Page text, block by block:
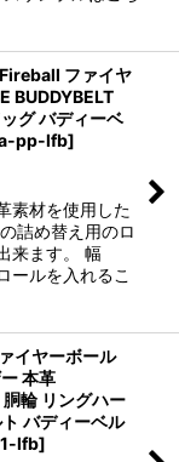
ファイヤ
BUDDYBELT
グ バディーベ
pp-lfb]
素材を使用した
詰め替え用のロ
来ます。 幅
ールを入れるこ
イヤーボール
本革
輪 リングハー
バディーベル
lfb]